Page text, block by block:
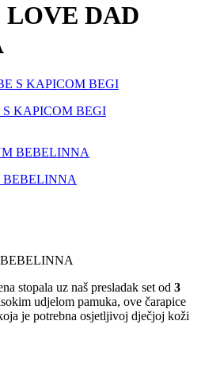
LOVE DAD
KAPICOM BEGI
BEBELINNA
stopala uz naš presladak set od 3
udjelom pamuka, ove čarapice
je potrebna osjetljivoj dječjoj koži